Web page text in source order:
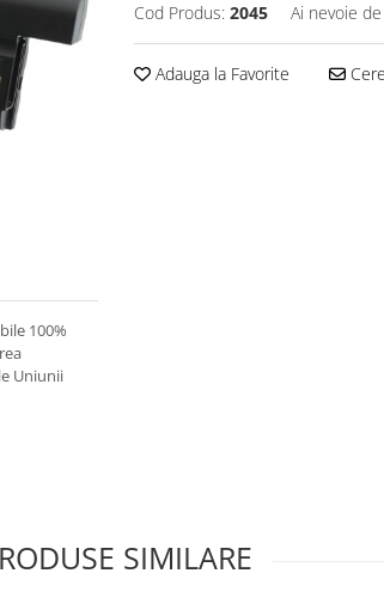
Cod Produs: 2045 Ai nevoie
Adauga la Favorite
100%
Uniunii
SIMILARE